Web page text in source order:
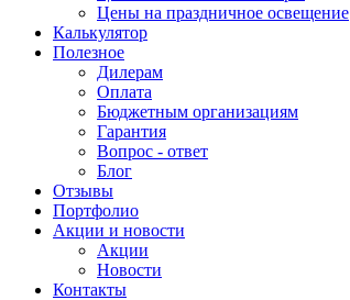
Цены на праздничное освещение
Калькулятор
Полезное
Дилерам
Оплата
Бюджетным организациям
Гарантия
Вопрос - ответ
Блог
Отзывы
Портфолио
Акции и новости
Акции
Новости
Контакты